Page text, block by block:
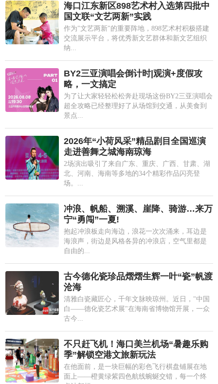
海口江东新区898艺术村入选第四批中
国文联“文艺两新”实践
作为"文艺两新"的重要阵地，898艺术村积极搭建
交流展示平台，将优秀新文艺群体和新文艺组织
纳...
BY2三亚演唱会倒计时|观演+度假攻
略，一文搞定
为了让大家轻轻松松奔赴现场这份BY2三亚演唱会
超全攻略已经整理好了从场馆到交通，从美食到
景点...
2026年“小荷风采”精品剧目全国巡演
走进善舞之城海南琼海
2场演出吸引了来自广东、重庆、广西、甘肃、湖
北、河南、海南等多地的34个精彩作品闪亮登
场。...
冲浪、帆船、溯溪、崖降、骑游…来万
宁“勇闯”一夏!
抱起冲浪板走向海边，浪花一次次涌来，耳边是
海浪声，街边是风格各异的冲浪店，空气里都是
自由的...
古今德化瓷珍品熠熠生辉一叶“瓷”帆渡
沧海
清雅白瓷藏匠心，千年文脉映琼州。近日，"中国
白——德化瓷艺术展"在海南省博物馆开展，一众
古今...
不只赶飞机！海口美兰机场“暑趣乐购
季”解锁空港文旅新玩法
在他面前，是一块巨幅的彩色飞行棋盘铺展在地
面上——橙黄绿紫四色航线蜿蜒交错，每一个终